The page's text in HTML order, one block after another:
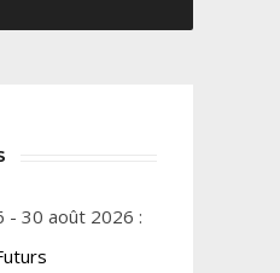
- 30 août 2026 :